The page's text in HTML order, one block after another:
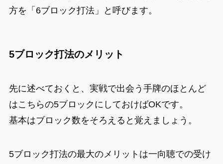
方を「6ブロック打法」と呼びます。
5ブロック打法のメリット
先に述べておくと、実戦で出会う手牌のほとんど
はこちらの5ブロックにしておけばOKです。
基本はブロック数をそろえると覚えましょう。
5ブロック打法の最大のメリットは一向聴での受け